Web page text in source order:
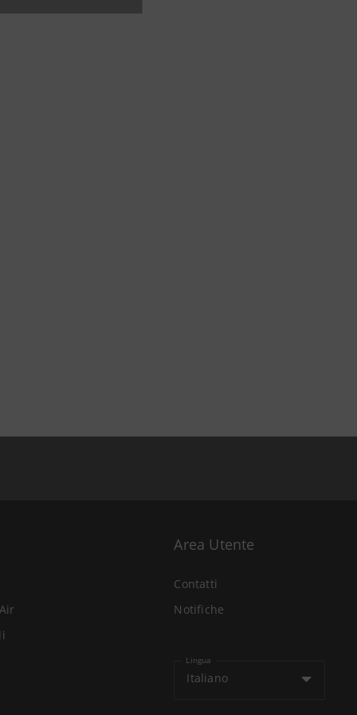
Area Utente
Contatti
Notifiche
Lingua
Italiano